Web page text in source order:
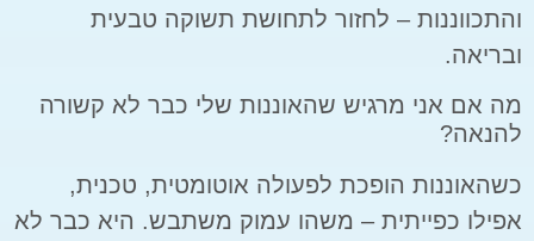
והתכווננות – לחזור לתחושת תשוקה טבעית
ובריאה.
מה אם אני מרגיש שהאוננות שלי כבר לא קשורה
להנאה?
כשהאוננות הופכת לפעולה אוטומטית, טכנית,
אפילו כפייתית – משהו עמוק משתבש. היא כבר לא